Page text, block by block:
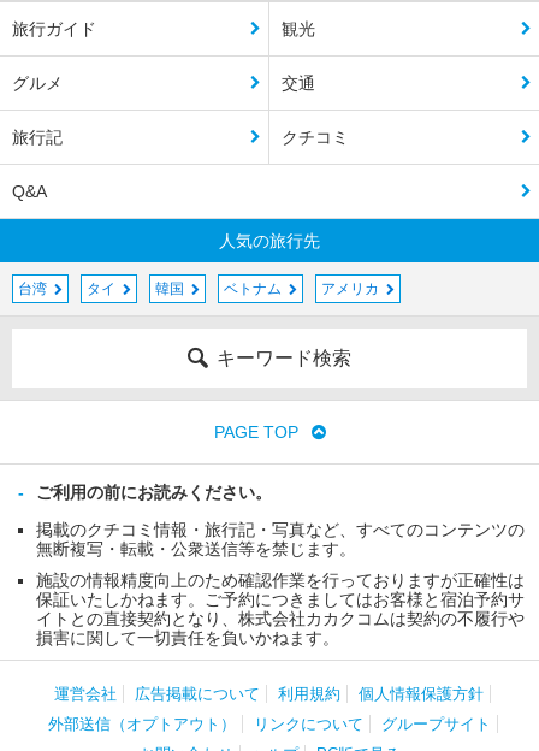
旅行ガイド 観光
グルメ 交通
旅行記 クチコミ
Q&A
人気の旅行先
台湾 タイ 韓国 ベトナム アメリカ
キーワード検索
PAGE TOP
ご利用の前にお読みください。
掲載のクチコミ情報・旅行記・写真など、すべてのコンテンツの
無断複写・転載・公衆送信等を禁じます。
施設の情報精度向上のため確認作業を行っておりますが正確性は
保証いたしかねます。ご予約につきましてはお客様と宿泊予約サ
イトとの直接契約となり、株式会社カカクコムは契約の不履行や
損害に関して一切責任を負いかねます。
運営会社 広告掲載について 利用規約
個人情報保護方針
外部送信（オプトアウト）
リンクについて
グループサイト